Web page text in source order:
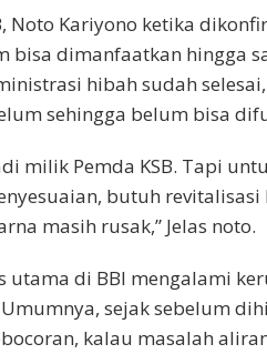
Noto Kariyono ketika
bisa dimanfaatkan hingga
hibah sudah
sehingga belum bisa
milik Pemda KSB. Tapi
butuh revitalisasi
masih rusak,” Jelas noto.
di BBI mengalami
sejak sebelum
kalau masalah